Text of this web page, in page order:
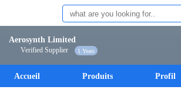
Aerosynth Limited
Verified Supplier 1 Years
Accueil Produits Profil